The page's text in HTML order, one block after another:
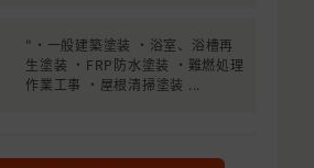
"・一般建築塗装 ・浴室、浴槽再
生塗装 ・FRP防水塗装 ・難燃処理
作業工事 ・屋根清掃塗装 ...